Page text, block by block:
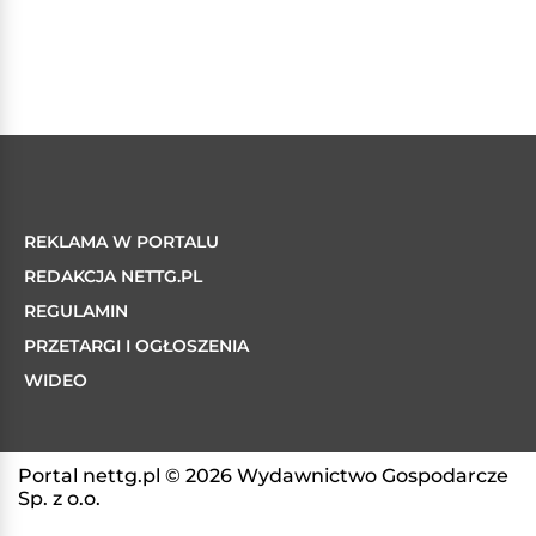
REKLAMA W PORTALU
REDAKCJA NETTG.PL
REGULAMIN
PRZETARGI I OGŁOSZENIA
WIDEO
Portal nettg.pl © 2026 Wydawnictwo Gospodarcze
Sp. z o.o.